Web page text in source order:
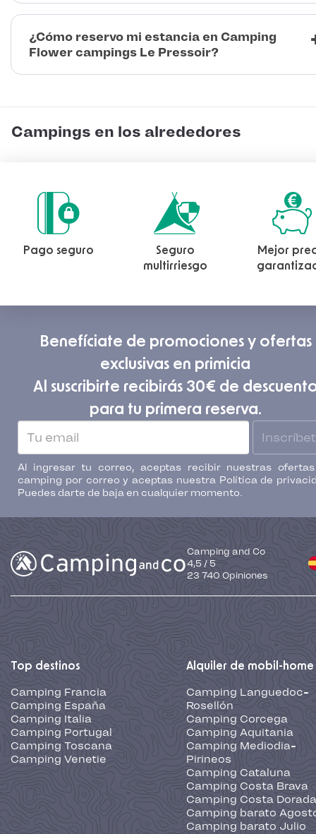
¿Cómo reservo mi estancia en Camping
Flower campings Le Pressoir?
Campings en los alrededores
Pago seguro
Seguro
multirriesgo
Mejor
Benefíciate de promociones y ofertas
exclusivas en primicia
Al suscribirte recibirás 30€ de
para tu primera reserva.
Al ingresar tu correo, aceptas recibir nuestras
camping por correo y aceptas nuestra Política de
Puedes darte de baja en cualquier momento.
Camping and Co
4,5 / 5
23 740 Opiniones
Top destinos
Camping Francia
Camping España
Camping Italia
Camping Portugal
Camping Toscana
Camping Venetie
Alquiler de mobil-home
Camping Languedoc-
Rosellón
Camping Corcega
Camping Aquitania
Camping Mediodia-
Pirineos
Camping Cataluna
Camping Costa Brava
Camping Costa Dorada
Camping barato
Camping barato Julio